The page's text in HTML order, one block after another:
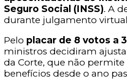
Seguro Social (INSS). A
durante julgamento
Pelo placar de 8 votos a 3
ministros decidiram
da Corte, que não permite
benefícios desde o ano